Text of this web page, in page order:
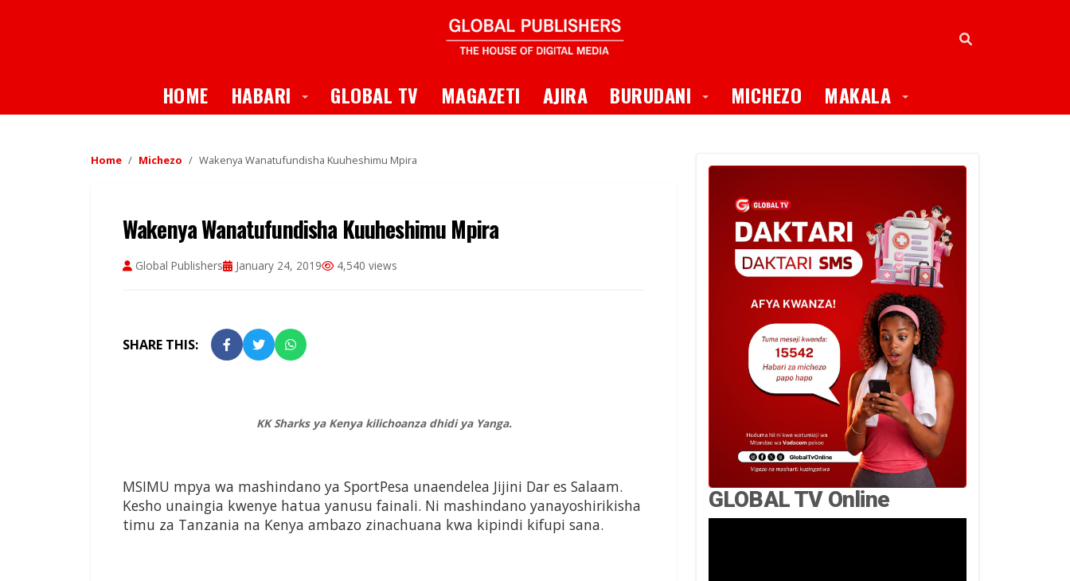
HOME HABARI Toggle Dropdown
GLOBAL TV MAGAZETI AJIRA BURUDANI Toggle Dropdown
MICHEZO MAKALA Toggle Dropdown
Home Michezo Wakenya Wanatufundisha Kuuheshimu Mpira
Wakenya Wanatufundisha Kuuheshimu Mpira
Global Publishers January 24, 2019 4,540 views
SHARE THIS:
KK Sharks ya Kenya kilichoanza dhidi ya Yanga.
MSIMU mpya wa mashindano ya SportPesa unaendelea Jijini Dar es Salaam.
Kesho unaingia kwenye hatua ya­nusu fainali. Ni mashindano yanayoshirikisha
timu za Tanzania na Kenya ambazo zinachuana kwa kipindi kifupi sana.
GLOBAL TV Online